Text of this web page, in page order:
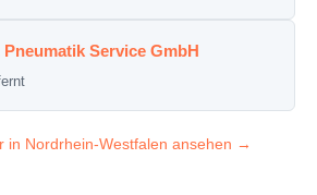
Service GmbH
in Nordrhein-Westfalen ansehen →